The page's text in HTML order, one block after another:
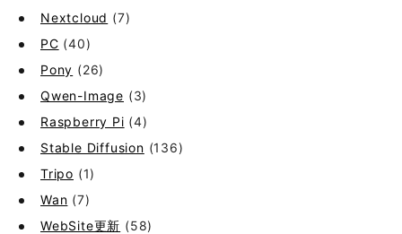
Nextcloud (7)
PC (40)
Pony (26)
Qwen-Image (3)
Raspberry Pi (4)
Stable Diffusion (136)
Tripo (1)
Wan (7)
WebSite更新 (58)